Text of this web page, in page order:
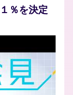
％を決定